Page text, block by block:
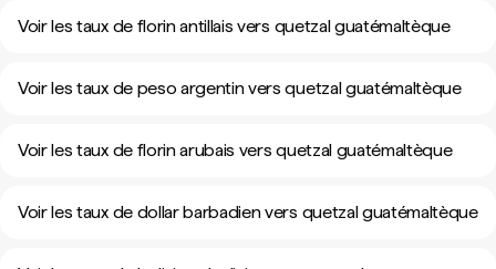
Voir les taux de florin antillais vers quetzal guatémaltèque
Voir les taux de peso argentin vers quetzal guatémaltèque
Voir les taux de florin arubais vers quetzal guatémaltèque
Voir les taux de dollar barbadien vers quetzal guatémaltèque